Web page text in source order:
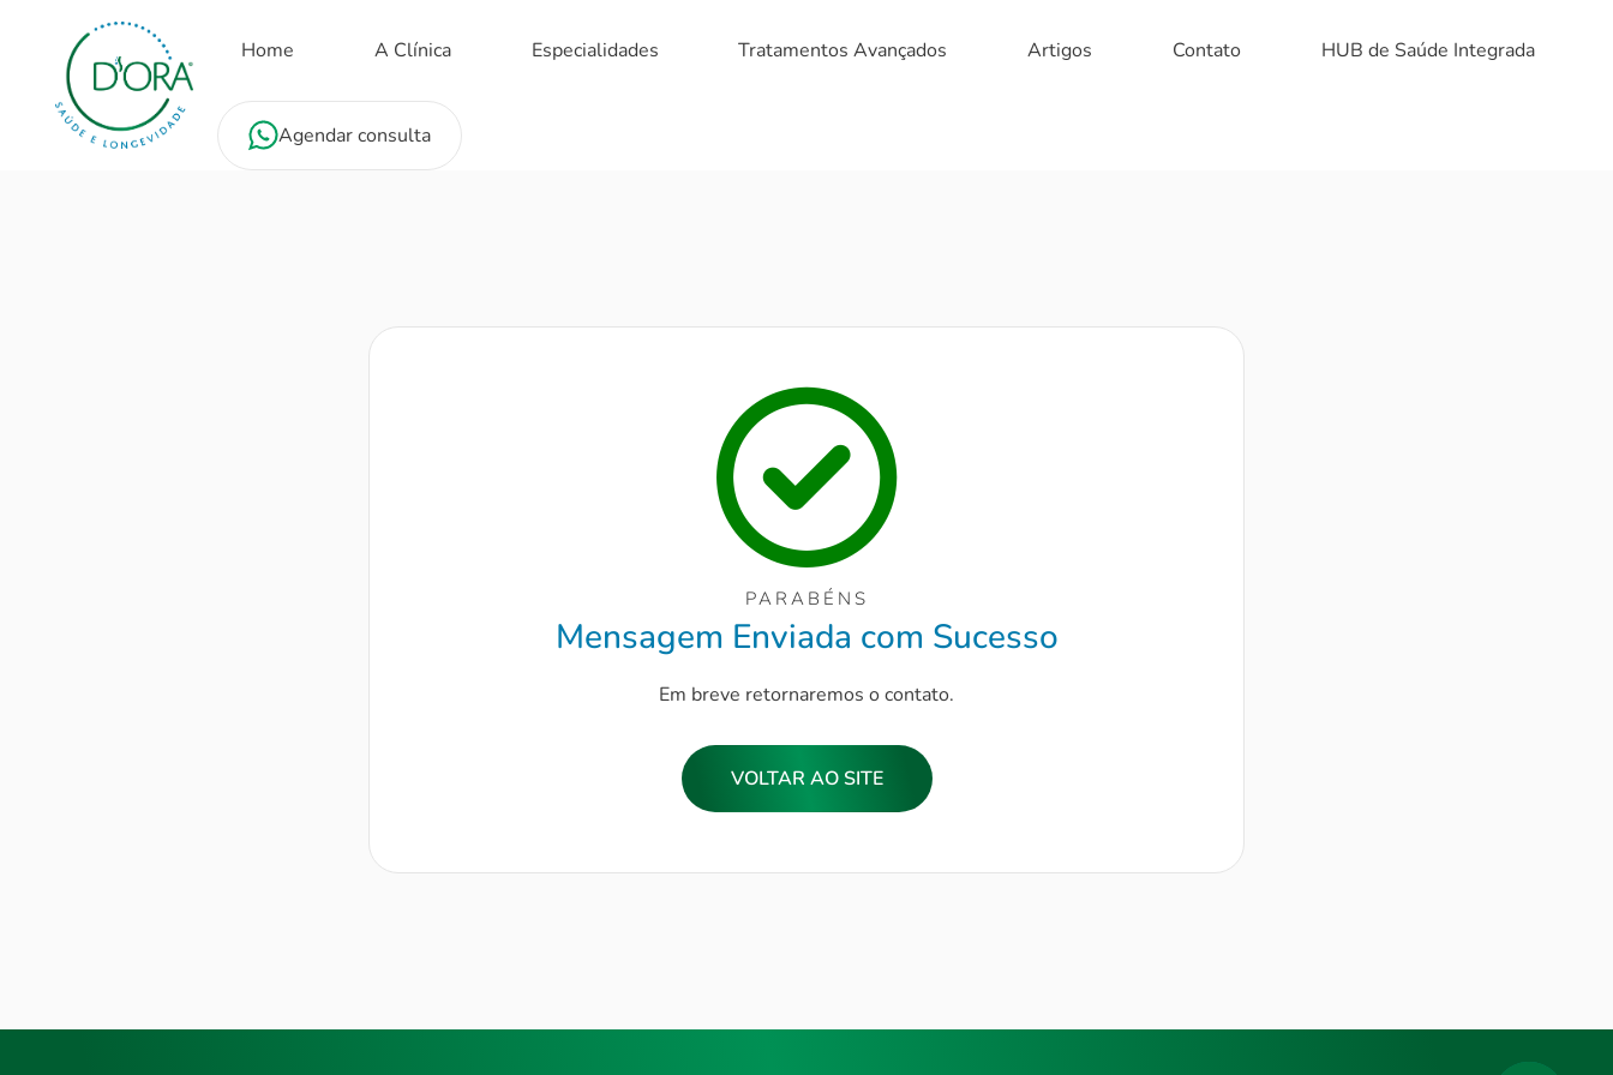
Home A Clínica Especialidades Tratamentos Avançados Artigos Contato HUB de Saúde Integrada
Agendar consulta
PARABÉNS
Mensagem Enviada com Sucesso
Em breve retornaremos o contato.
VOLTAR AO SITE